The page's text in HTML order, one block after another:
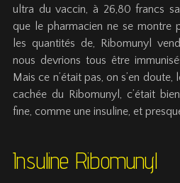
ultra du vaccin, à 26,80 francs
que le pharmacien ne se montre
les quantités de, Ribomunyl
nous devrions tous être
Mais ce n’était pas, on s’en
cachée du Ribomunyl, c’était
fine, comme une insuline, et
Insuline Ribomunyl